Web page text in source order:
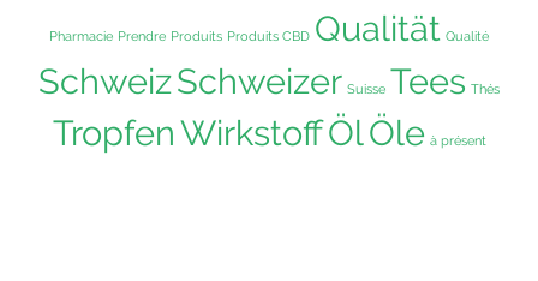
Pharmacie Prendre Produits Produits CBD Qualität Qualité
SchweizSchweizer Suisse Tees Thés
TropfenWirkstoffÖlÖle à présent